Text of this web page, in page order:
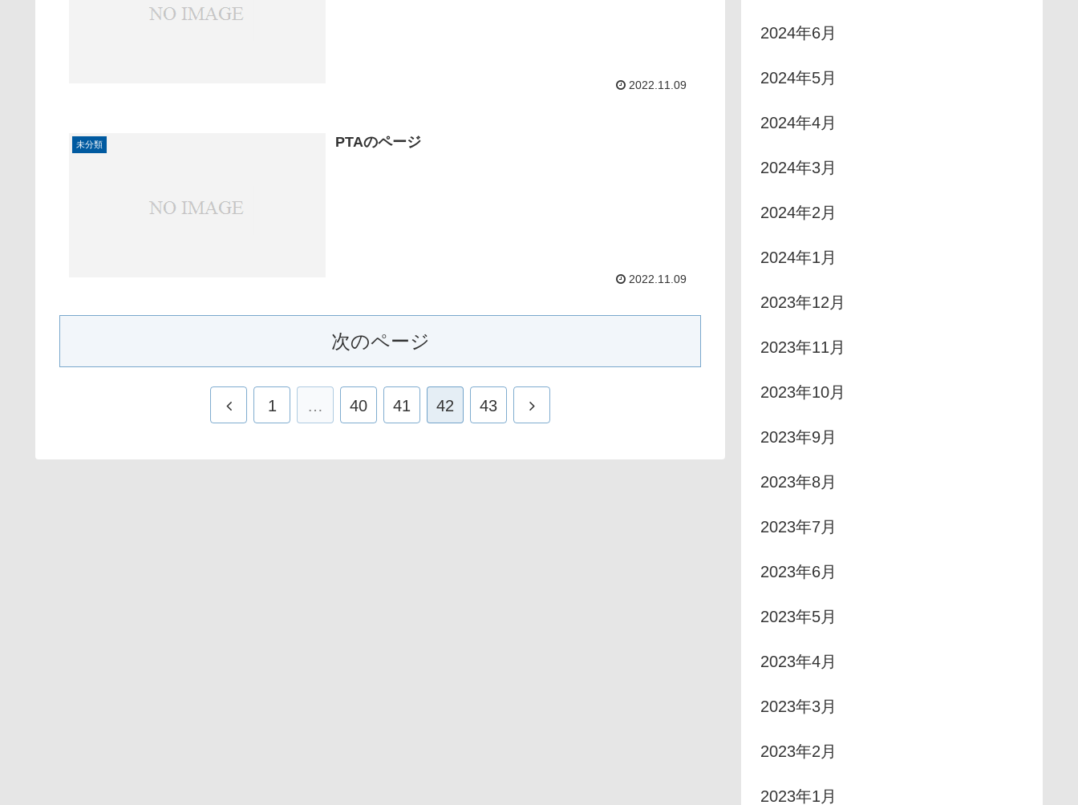
2022.11.09
未分類 PTAのページ
2022.11.09
次のページ
1 … 40 41 42 43
2024年6月
2024年5月
2024年4月
2024年3月
2024年2月
2024年1月
2023年12月
2023年11月
2023年10月
2023年9月
2023年8月
2023年7月
2023年6月
2023年5月
2023年4月
2023年3月
2023年2月
2023年1月